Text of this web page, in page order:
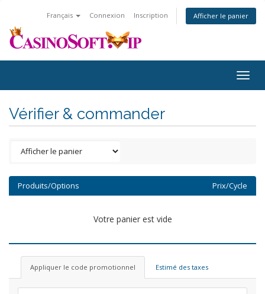
Français Connexion Inscription Afficher le panier
Vérifier & commander
Produits/Options Prix/Cycle
Votre panier est vide
Appliquer le code promotionnel Estimé des taxes